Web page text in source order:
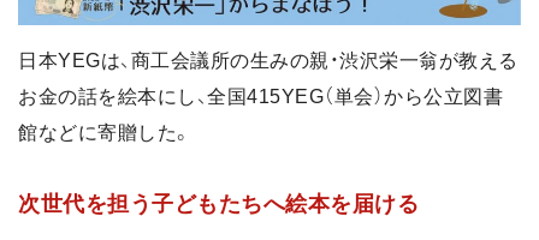
日本YEGは、商工会議所の生みの親・渋沢栄一翁が教える
お金の話を絵本にし、全国415YEG（単会）から公立図書
館などに寄贈した。
次世代を担う子どもたちへ絵本を届ける